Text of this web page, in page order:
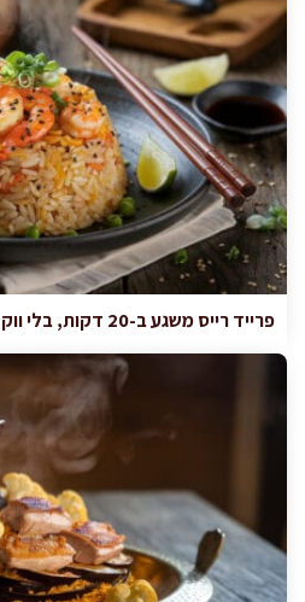
פרייד רייס משגע ב-20 דקות, בלי ווק בכלל